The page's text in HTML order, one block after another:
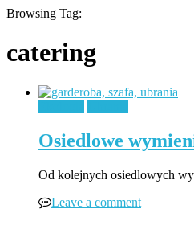
Browsing Tag:
catering
Osiedlowe
Od kolejnych osiedlowych
Leave a comment